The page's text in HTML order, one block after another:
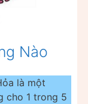
Nào
là một
cho 1 trong 5